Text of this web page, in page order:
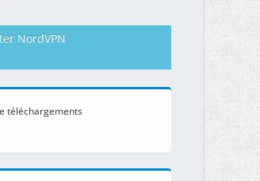
NordVPN
téléchargements